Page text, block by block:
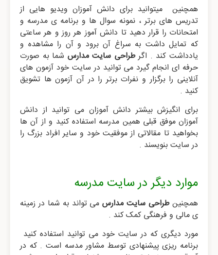
همچنین میتوانید برای دانش آموزان ویدیو هایی از
تدریس های برتر ، نمونه سوال ها و برنامه ی مدرسه و
امتحانات را قرار دهید تا دانش آموز هر روز و هر ساعتی
که تمایل داشت به سراغ آن برود و آن را مشاهده و
یادداشت کند . اگرطراحی سایت مدارس شما به صورت
حرفه ای انجام گیرد می توانید در سایت خود آزمون های
آنلاینی را برگزار و نفرات برتر را در آن آزمون ها تشویق
کنید .
برای انگیزش بیشتر دانش آموزان می توانید از دانش
آموزان موفق قبلی همین مدرسه استفاده کنید و از آن ها
بخواهید تا مقالاتی از موفقیت خود و سایر افراد بزرگ را
در سایت بنویسند .
موارد دیگر در سایت مدرسه
همچنینطراحی سایت مدارسمی تواند به شما در زمینه
ی مالی و فرهنگی کمک کند .
مورد دیگری که در سایت خود می توانید استفاده کنید
برنامه ریزی پیشنهادی توسط مشاور مدسه است . که در